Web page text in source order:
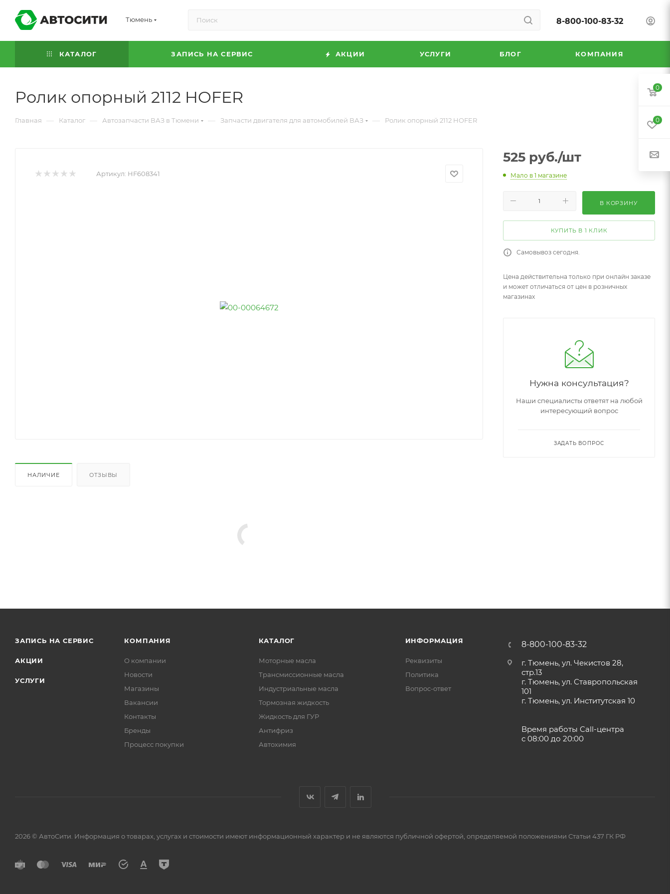
Тюмень 8-800-100-83-32
КАТАЛОГ ЗАПИСЬ НА СЕРВИС АКЦИИ УСЛУГИ БЛОГ КОМПАНИЯ
Ролик опорный 2112 HOFER
Главная — Каталог — Автозапчасти ВАЗ в Тюмени — Запчасти двигателя для автомобилей ВАЗ — Ролик опорный 2112 HOFER
Артикул: HF608341
НАЛИЧИЕ ОТЗЫВЫ
525 руб./шт
Мало в 1 магазине
В КОРЗИНУ
КУПИТЬ В 1 КЛИК
Самовывоз сегодня.
Цена действительна только при онлайн заказе
и может отличаться от цен в розничных
магазинах
Нужна консультация?
Наши специалисты ответят на любой
интересующий вопрос
ЗАДАТЬ ВОПРОС
ЗАПИСЬ НА СЕРВИС
АКЦИИ
УСЛУГИ
КОМПАНИЯ
О компании
Новости
Магазины
Вакансии
Контакты
Бренды
Процесс покупки
КАТАЛОГ
Моторные масла
Трансмиссионные масла
Индустриальные масла
Тормозная жидкость
Жидкость для ГУР
Антифриз
Автохимия
ИНФОРМАЦИЯ
Реквизиты
Политика
Вопрос-ответ
8-800-100-83-32
г. Тюмень, ул. Чекистов 28,
стр.13
г. Тюмень, ул. Ставропольская
101
г. Тюмень, ул. Институтская 10
Время работы Call-центра
с 08:00 до 20:00
2026 © АвтоСити. Информация о товарах, услугах и стоимости имеют информационный характер и не являются публичной офертой, определяемой положениями Статьи 437 ГК РФ
0
0